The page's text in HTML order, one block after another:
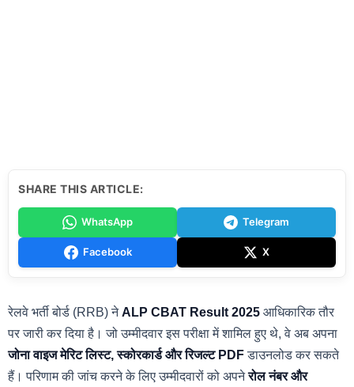
SHARE THIS ARTICLE:
WhatsApp Telegram
Facebook X
रेलवे भर्ती बोर्ड (RRB) नेALP CBAT Result 2025 आधिकारिक तौर
पर जारी कर दिया है। जो उम्मीदवार इस परीक्षा में शामिल हुए थे, वे अब अपना
जोना वाइज मेरिट लिस्ट, स्कोरकार्ड और रिजल्ट PDFडाउनलोड कर सकते
हैं। परिणाम की जांच करने के लिए उम्मीदवारों को अपनेरोल नंबर और